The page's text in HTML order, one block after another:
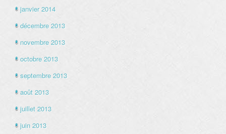
janvier 2014
décembre 2013
novembre 2013
octobre 2013
septembre 2013
août 2013
juillet 2013
juin 2013